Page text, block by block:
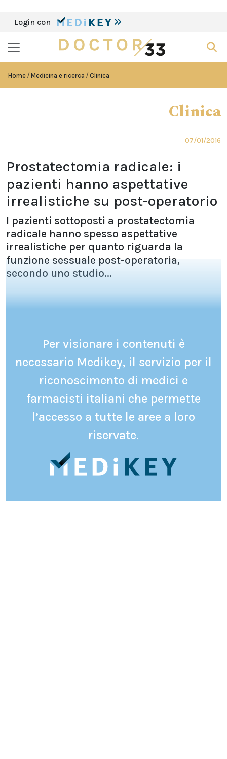
Login con
Home Medicina e ricerca Clinica
Clinica
07/01/2016
Prostatectomia radicale: i
pazienti hanno aspettative
irrealistiche su post-operatorio
I pazienti sottoposti a prostatectomia
radicale hanno spesso aspettative
irrealistiche per quanto riguarda la
funzione sessuale post-operatoria,
secondo uno studio...
Per visionare i contenuti è
necessario Medikey, il servizio per il
riconoscimento di medici e
farmacisti italiani che permette
l’accesso a tutte le aree a loro
riservate.